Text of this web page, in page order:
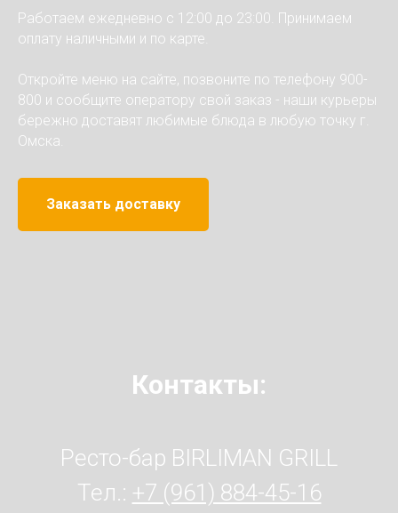
Работаем ежедневно с 12:00 до 23:00. Принимаем
оплату наличными и по карте.
Откройте меню на сайте, позвоните по телефону 900-
800 и сообщите оператору свой заказ - наши курьеры
бережно доставят любимые блюда в любую точку г.
Омска.
Заказать доставку
Контакты:
Ресто-бар BIRLIMAN GRILL
Тел.: +7 (961) 884-45-16